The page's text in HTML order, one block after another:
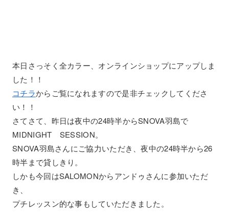
本日さっそく全カラー、オンラインショップにアップしま
した！！
コチラからご覧になれますので是非チェックしてくださ
い！！
さてさて、昨日は夜中の24時半からSNOVA羽島で
MIDNIGHT SESSION。
SNOVA羽島さんにご協力いただき、夜中の24時半から26
時半まで貸しきり。
しかも今回はSALOMONからアンドゥさんに参加いただ
き、
プチレッスン的な事もしていただきました。